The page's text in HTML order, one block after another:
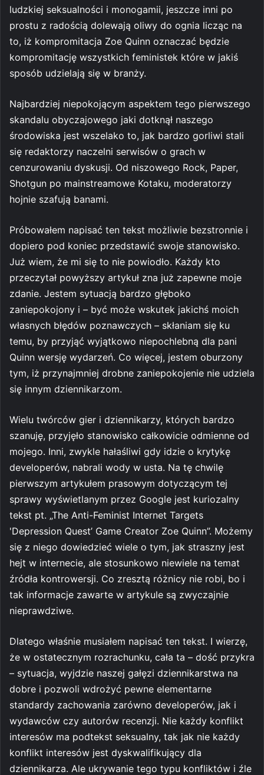
ludzkiej seksualności i monogamii, jeszcze inni po
prostu z radością dolewają oliwy do ognia licząc na
to, iż kompromitacja Zoe Quinn oznaczać będzie
kompromitację wszystkich feministek które w jakiś
sposób udzielają się w branży.
Najbardziej niepokojącym aspektem tego pierwszego
skandalu obyczajowego jaki dotknął naszego
środowiska jest wszelako to, jak bardzo gorliwi stali
się redaktorzy naczelni serwisów o grach w
cenzurowaniu dyskusji. Od niszowego Rock, Paper,
Shotgun po mainstreamowe Kotaku, moderatorzy
hojnie szafują banami.
Próbowałem napisać ten tekst możliwie bezstronnie i
dopiero pod koniec przedstawić swoje stanowisko.
Już wiem, że mi się to nie powiodło. Każdy kto
przeczytał powyższy artykuł zna już zapewne moje
zdanie. Jestem sytuacją bardzo głęboko
zaniepokojony i – być może wskutek jakichś moich
własnych błędów poznawczych – skłaniam się ku
temu, by przyjąć wyjątkowo niepochlebną dla pani
Quinn wersję wydarzeń. Co więcej, jestem oburzony
tym, iż przynajmniej drobne zaniepokojenie nie udziela
się innym dziennikarzom.
Wielu twórców gier i dziennikarzy, których bardzo
szanuję, przyjęło stanowisko całkowicie odmienne od
mojego. Inni, zwykle hałaśliwi gdy idzie o krytykę
developerów, nabrali wody w usta. Na tę chwilę
pierwszym artykułem prasowym dotyczącym tej
sprawy wyświetlanym przez Google jest kuriozalny
tekst pt. „The Anti-Feminist Internet Targets
'Depression Quest’ Game Creator Zoe Quinn”. Możemy
się z niego dowiedzieć wiele o tym, jak straszny jest
hejt w internecie, ale stosunkowo niewiele na temat
źródła kontrowersji. Co zresztą różnicy nie robi, bo i
tak informacje zawarte w artykule są zwyczajnie
nieprawdziwe.
Dlatego właśnie musiałem napisać ten tekst. I wierzę,
że w ostatecznym rozrachunku, cała ta – dość przykra
– sytuacja, wyjdzie naszej gałęzi dziennikarstwa na
dobre i pozwoli wdrożyć pewne elementarne
standardy zachowania zarówno developerów, jak i
wydawców czy autorów recenzji. Nie każdy konflikt
interesów ma podtekst seksualny, tak jak nie każdy
konflikt interesów jest dyskwalifikujący dla
dziennikarza. Ale ukrywanie tego typu konfliktów i źle